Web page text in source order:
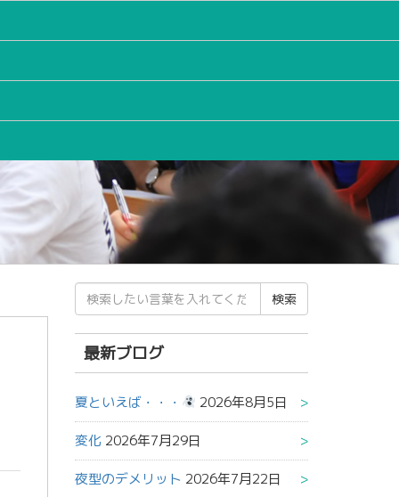
検
索
結
果:
最新ブログ
夏といえば・・・ 2026年8月5日
変化 2026年7月29日
夜型のデメリット 2026年7月22日